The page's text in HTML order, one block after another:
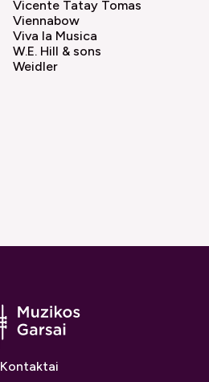
Vicente Tatay Tomas
Viennabow
Viva la Musica
W.E. Hill & sons
Weidler
Kontaktai